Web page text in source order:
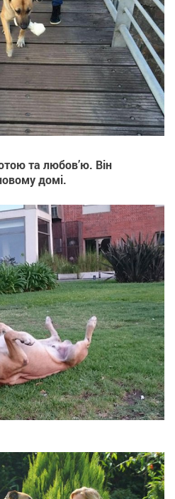
та любов’ю. Він
домі.